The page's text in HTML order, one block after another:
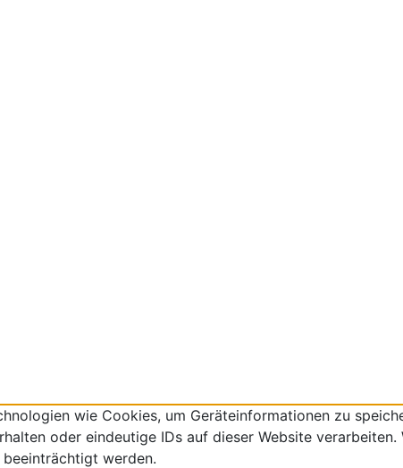
wie Cookies, um Geräteinformationen zu
oder eindeutige IDs auf dieser Website
werden.